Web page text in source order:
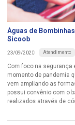
Águas de
Sicoob
23/09/2020 Atendimento
Com foco na segurança
momento de pandemia
vem ampliando as
possui convênio com o
realizados através de